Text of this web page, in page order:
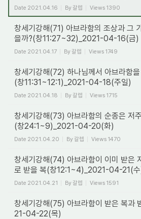
Date 2021.04.16 By갈렙 Views 1390
창세기강해(71) 아브라함의 조상과 그
을까?(창11:27~32)_2021-04-16(금)
Date 2021.04.17 By갈렙 Views 1749
창세기강해(72) 하나님께서 아브라함
(창11:31~12:1)_2021-04-18(주일)
Date 2021.04.18 By갈렙 Views 1715
창세기강해(73) 아브라함의 순종은 저
(창24:1~9)_2021-04-20(화)
Date 2021.04.20 By갈렙 Views 1470
창세기강해(74) 아브라함이 이미 받은
로 받을 복(창12:1~4)_2021-04-21(
Date 2021.04.21 By갈렙 Views 1591
창세기강해(75) 아브라함이 받은 복과
21-04-22(목)